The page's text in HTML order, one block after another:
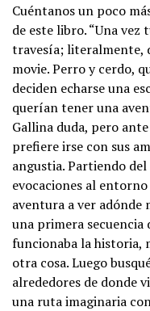
Cuéntanos un poco
de este libro. “Una vez
travesía; literalmente,
movie. Perro y cerdo,
deciden echarse una
querían tener una
Gallina duda, pero
prefiere irse con sus
angustia. Partiendo
evocaciones al
aventura a ver adónde
una primera secuencia
funcionaba la historia,
otra cosa. Luego
alrededores de donde
una ruta imaginaria